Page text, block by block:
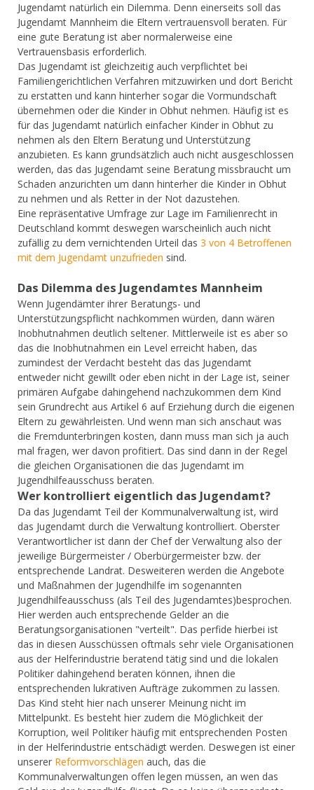
Jugendamt natürlich ein Dilemma. Denn einerseits soll das
Jugendamt Mannheim die Eltern vertrauensvoll beraten. Für
eine gute Beratung ist aber normalerweise eine
Vertrauensbasis erforderlich.
Das Jugendamt ist gleichzeitig auch verpflichtet bei
Familiengerichtlichen Verfahren mitzuwirken und dort Bericht
zu erstatten und kann hinterher sogar die Vormundschaft
übernehmen oder die Kinder in Obhut nehmen. Häufig ist es
für das Jugendamt natürlich einfacher Kinder in Obhut zu
nehmen als den Eltern Beratung und Unterstützung
anzubieten. Es kann grundsätzlich auch nicht ausgeschlossen
werden, das das Jugendamt seine Beratung missbraucht um
Schaden anzurichten um dann hinterher die Kinder in Obhut
zu nehmen und als Retter in der Not dazustehen.
Eine repräsentative Umfrage zur Lage im Familienrecht in
Deutschland kommt deswegen warscheinlich auch nicht
zufällig zu dem vernichtenden Urteil das 3 von 4 Betroffenen
mit dem Jugendamt unzufrieden sind.
Das Dilemma des Jugendamtes Mannheim
Wenn Jugendämter ihrer Beratungs- und
Unterstützungspflicht nachkommen würden, dann wären
Inobhutnahmen deutlich seltener. Mittlerweile ist es aber so
das die Inobhutnahmen ein Level erreicht haben, das
zumindest der Verdacht besteht das das Jugendamt
entweder nicht gewillt oder eben nicht in der Lage ist, seiner
primären Aufgabe dahingehend nachzukommen dem Kind
sein Grundrecht aus Artikel 6 auf Erziehung durch die eigenen
Eltern zu gewährleisten. Und wenn man sich anschaut was
die Fremdunterbringen kosten, dann muss man sich ja auch
mal fragen, wer davon profitiert. Das sind dann in der Regel
die gleichen Organisationen die das Jugendamt im
Jugendhilfeausschuss beraten.
Wer kontrolliert eigentlich das Jugendamt?
Da das Jugendamt Teil der Kommunalverwaltung ist, wird
das Jugendamt durch die Verwaltung kontrolliert. Oberster
Verantwortlicher ist dann der Chef der Verwaltung also der
jeweilige Bürgermeister / Oberbürgermeister bzw. der
entsprechende Landrat. Desweiteren werden die Angebote
und Maßnahmen der Jugendhilfe im sogenannten
Jugendhilfeausschuss (als Teil des Jugendamtes)besprochen.
Hier werden auch entsprechende Gelder an die
Beratungsorganisationen "verteilt". Das perfide hierbei ist
das in diesen Ausschüssen oftmals sehr viele Organisationen
aus der Helferindustrie beratend tätig sind und die lokalen
Politiker dahingehend beraten können, ihnen die
entsprechenden lukrativen Aufträge zukommen zu lassen.
Das Kind steht hier nach unserer Meinung nicht im
Mittelpunkt. Es besteht hier zudem die Möglichkeit der
Korruption, weil Politiker häufig mit entsprechenden Posten
in der Helferindustrie entschädigt werden. Deswegen ist einer
unserer Reformvorschlägen auch, das die
Kommunalverwaltungen offen legen müssen, an wen das